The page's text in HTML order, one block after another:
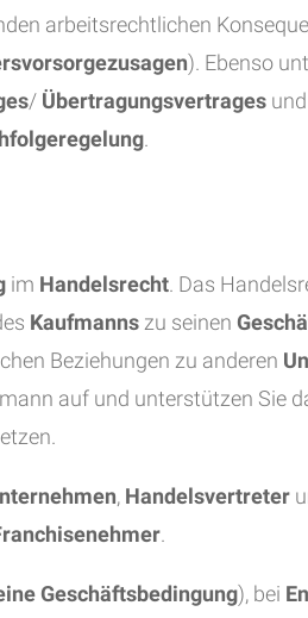
arbeitsrechtlichen
). Ebenso
/ Übertragungsvertrages
im Handelsrecht . Das
Kaufmanns zu seinen
Beziehungen zu anderen
auf und unterstützen Sie
, Handelsvertreter
Geschäftsbedingung), bei